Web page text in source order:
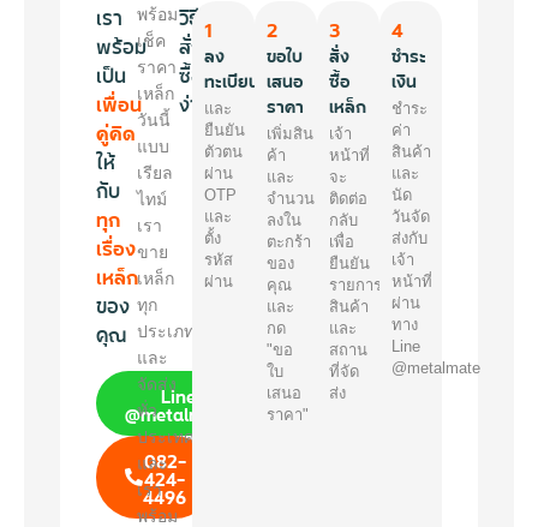
เรา
พร้อม
เป็น
เพื่อน
คู่คิด
ให้
กับ
ทุก
เรื่อง
เหล็ก
ของ
คุณ
Line
@metalmate
082-
424-
4496
พร้อม
เช็ค
ราคา
เหล็ก
วันนี้
แบบ
เรียล
ไทม์
เรา
ขาย
เหล็ก
ทุก
ประเภท
และ
จัดส่ง
ทั่ว
ประเทศ
และ
เรา
พร้อม
วิธี
สั่ง
ซื้อ
ง่ายๆ
1
ลง
ทะเบียน
และ
ยืนยัน
ตัวตน
ผ่าน
OTP
และ
ตั้ง
รหัส
ผ่าน
2
ขอใบ
เสนอ
ราคา
เพิ่มสิน
ค้า
และ
จำนวน
ลงใน
ตะกร้า
ของ
คุณ
และ
กด
"ขอ
ใบ
เสนอ
ราคา"
3
สั่ง
ซื้อ
เหล็ก
เจ้า
หน้าที่
จะ
ติดต่อ
กลับ
เพื่อ
ยืนยัน
รายการ
สินค้า
และ
สถาน
ที่จัด
ส่ง
4
ชำระ
เงิน
ชำระ
ค่า
สินค้า
และ
นัด
วันจัด
ส่งกับ
เจ้า
หน้าที่
ผ่าน
ทาง
Line
@metalmate